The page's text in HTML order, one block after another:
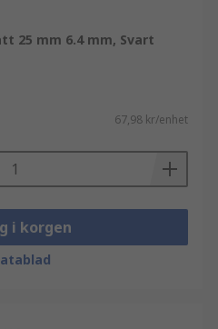
25 mm 6.4 mm, Svart
67,98 kr/enhet
i korgen